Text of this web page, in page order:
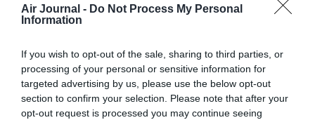
Air Journal - Do Not Process My Personal
Information
If you wish to opt-out of the sale, sharing to third parties, or
processing of your personal or sensitive information for
targeted advertising by us, please use the below opt-out
section to confirm your selection. Please note that after your
opt-out request is processed you may continue seeing
aérien vers l’Amérique latine
SERGE13a commenté l'article :
A380 de Lufthansa : les « vrais » sièges hublot en
classe Affaires deviennent payants